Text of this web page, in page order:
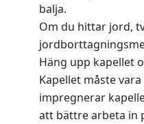
balja.
Om du hittar jord,
Häng upp kapellet
Kapellet måste
impregnerar
att bättre arbeta in